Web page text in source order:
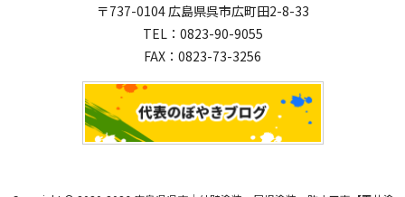
〒737-0104 広島県呉市広町田2-8-33
TEL： 0823-90-9055
FAX：0823-73-3256